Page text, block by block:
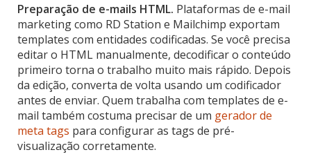
Preparação de e-mails HTML. Plataformas de e-mail
marketing como RD Station e Mailchimp exportam
templates com entidades codificadas. Se você precisa
editar o HTML manualmente, decodificar o conteúdo
primeiro torna o trabalho muito mais rápido. Depois
da edição, converta de volta usando um codificador
antes de enviar. Quem trabalha com templates de e-
mail também costuma precisar de um gerador de
meta tags para configurar as tags de pré-
visualização corretamente.